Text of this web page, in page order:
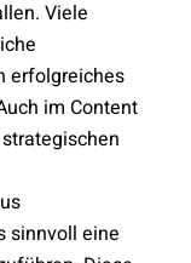
Viele
erfolgreiches
im Content
sinnvoll eine